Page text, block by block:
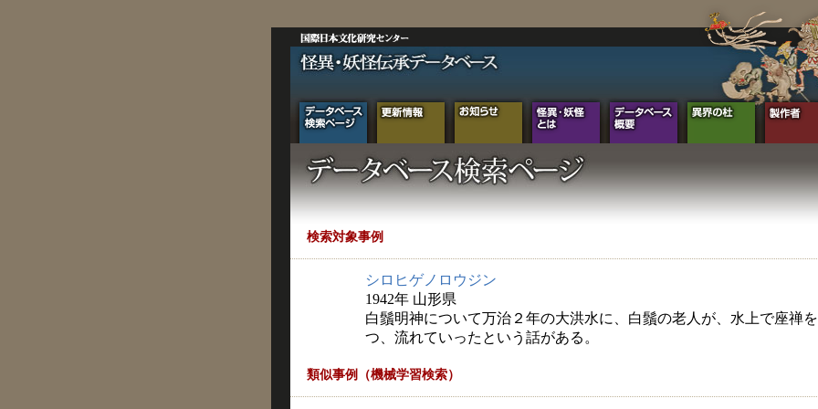
検索対象事例
シロヒゲノロウジン
1942年 山形県
白鬚明神について万治２年の大洪水に、白鬚の老人が、水上で座禅
つ、流れていったという話がある。
類似事例（機械学習検索）